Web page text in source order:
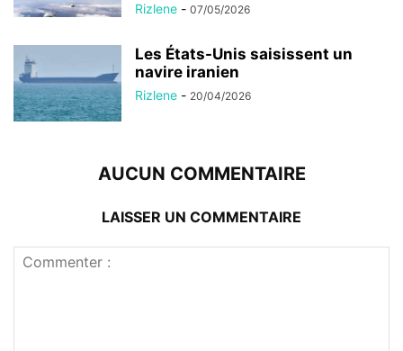
Rizlene - 07/05/2026
Les États-Unis saisissent un
navire iranien
Rizlene - 20/04/2026
AUCUN COMMENTAIRE
LAISSER UN COMMENTAIRE